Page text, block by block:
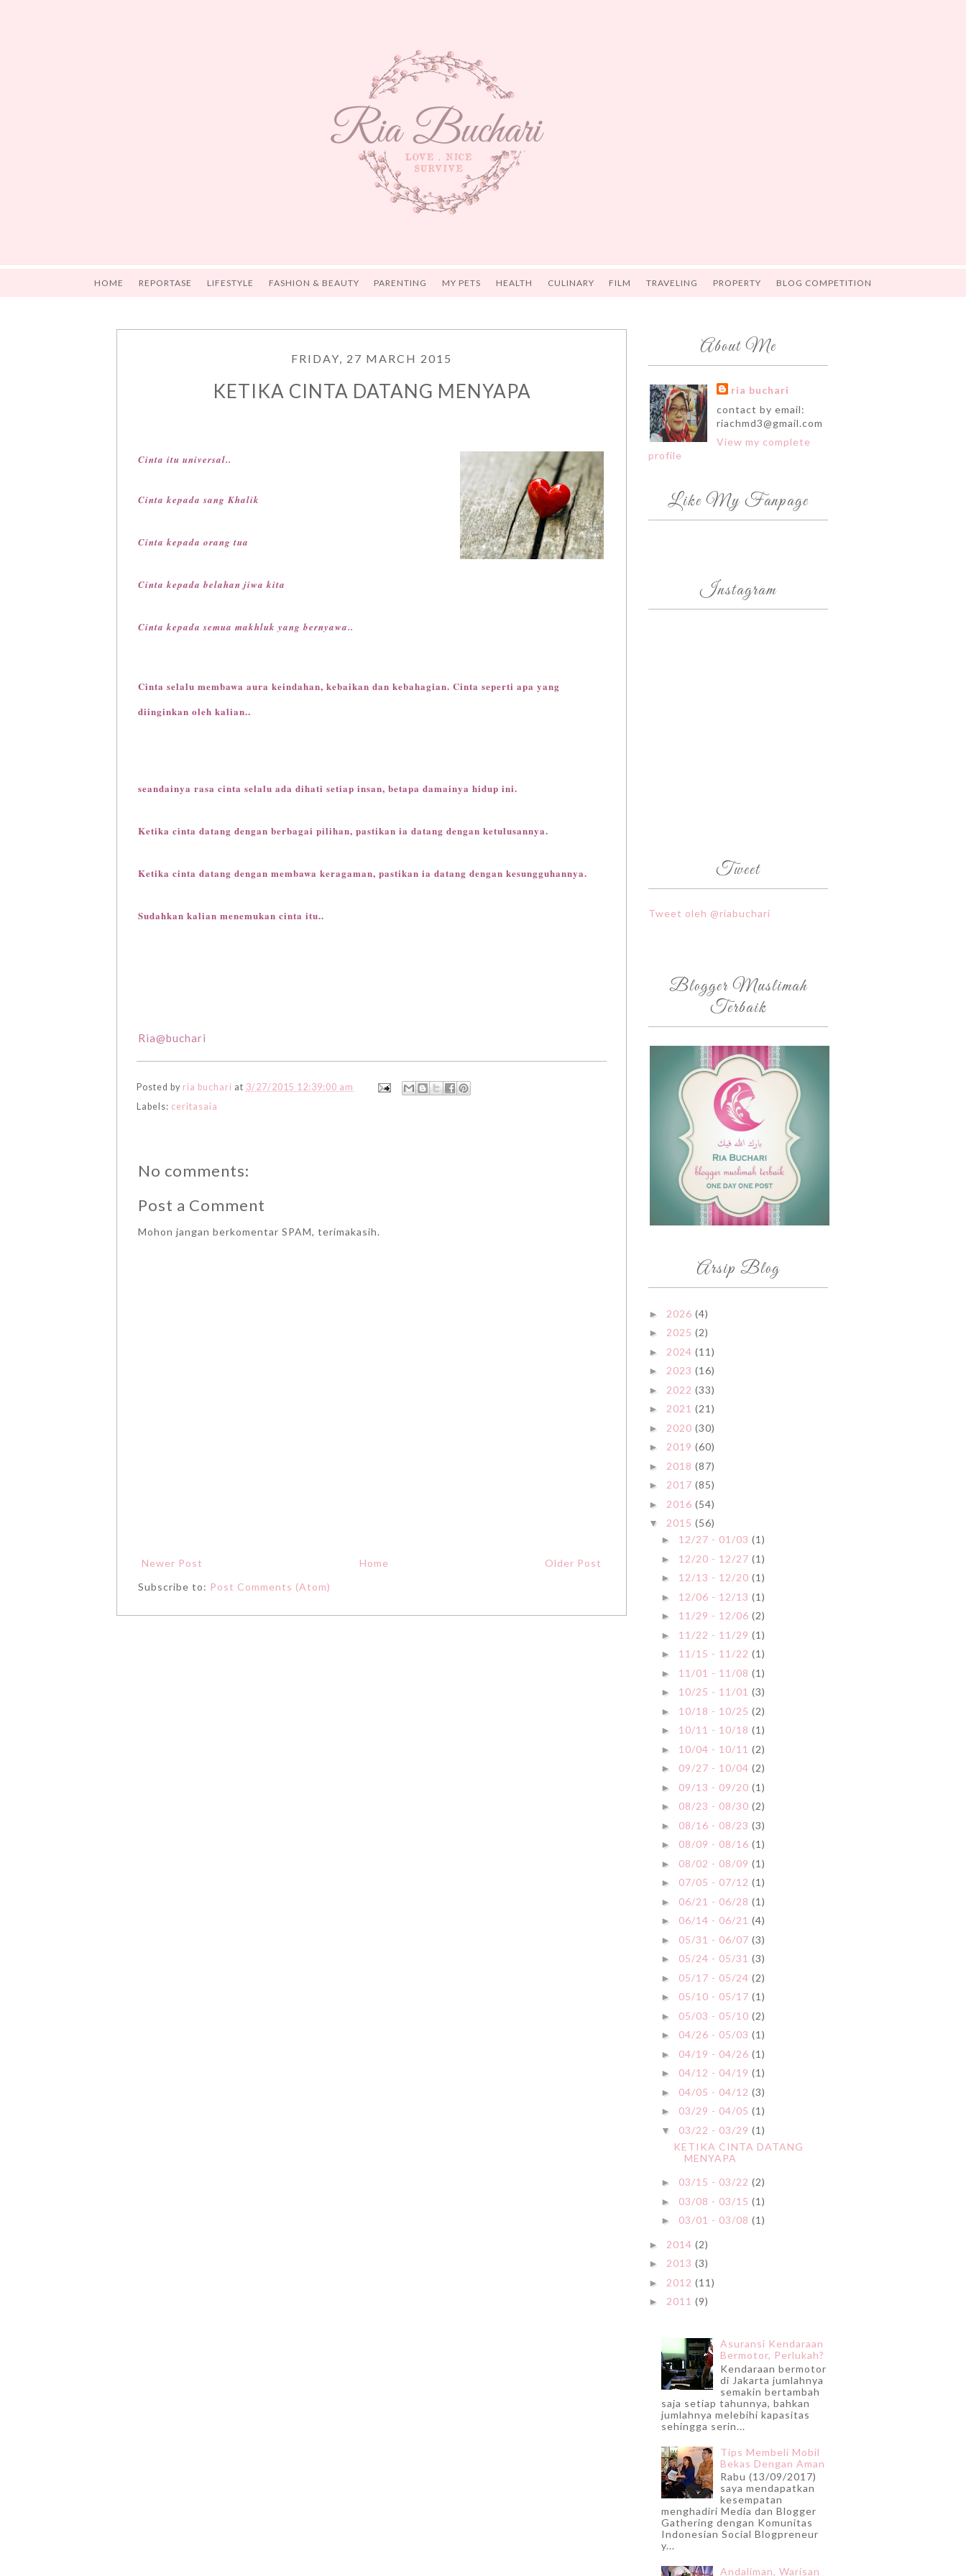
HOME REPORTASE LIFESTYLE FASHION & BEAUTY PARENTING MY PETS HEALTH CULINARY FILM TRAVELING PROPERTY BLOG COMPETITION
FRIDAY, 27 MARCH 2015
KETIKA CINTA DATANG MENYAPA
Cinta itu universal..
Cinta kepada sang Khalik
Cinta kepada orang tua
Cinta kepada belahan jiwa kita
Cinta kepada semua makhluk yang bernyawa..
Cinta selalu membawa aura keindahan, kebaikan dan kebahagian. Cinta seperti apa yang
diinginkan oleh kalian..
seandainya rasa cinta selalu ada dihati setiap insan, betapa damainya hidup ini.
Ketika cinta datang dengan berbagai pilihan, pastikan ia datang dengan ketulusannya.
Ketika cinta datang dengan membawa keragaman, pastikan ia datang dengan kesungguhannya.
Sudahkan kalian menemukan cinta itu..
Ria@buchari
Posted by ria buchari at 3/27/2015 12:39:00 am
Labels: ceritasaia
No comments:
Post a Comment
Mohon jangan berkomentar SPAM, terimakasih.
Newer Post Older Post
Home
Subscribe to: Post Comments (Atom)
About Me
ria buchari
contact by email:
riachmd3@gmail.com
View my complete
profile
Like My Fanpage
Instagram
Tweet
Tweet oleh @riabuchari
Blogger Muslimah
Terbaik
Arsip Blog
► 2026 (4)
► 2025 (2)
► 2024 (11)
► 2023 (16)
► 2022 (33)
► 2021 (21)
► 2020 (30)
► 2019 (60)
► 2018 (87)
► 2017 (85)
► 2016 (54)
▼ 2015 (56)
► 12/27 - 01/03 (1)
► 12/20 - 12/27 (1)
► 12/13 - 12/20 (1)
► 12/06 - 12/13 (1)
► 11/29 - 12/06 (2)
► 11/22 - 11/29 (1)
► 11/15 - 11/22 (1)
► 11/01 - 11/08 (1)
► 10/25 - 11/01 (3)
► 10/18 - 10/25 (2)
► 10/11 - 10/18 (1)
► 10/04 - 10/11 (2)
► 09/27 - 10/04 (2)
► 09/13 - 09/20 (1)
► 08/23 - 08/30 (2)
► 08/16 - 08/23 (3)
► 08/09 - 08/16 (1)
► 08/02 - 08/09 (1)
► 07/05 - 07/12 (1)
► 06/21 - 06/28 (1)
► 06/14 - 06/21 (4)
► 05/31 - 06/07 (3)
► 05/24 - 05/31 (3)
► 05/17 - 05/24 (2)
► 05/10 - 05/17 (1)
► 05/03 - 05/10 (2)
► 04/26 - 05/03 (1)
► 04/19 - 04/26 (1)
► 04/12 - 04/19 (1)
► 04/05 - 04/12 (3)
► 03/29 - 04/05 (1)
▼ 03/22 - 03/29 (1)
KETIKA CINTA DATANG
MENYAPA
► 03/15 - 03/22 (2)
► 03/08 - 03/15 (1)
► 03/01 - 03/08 (1)
► 2014 (2)
► 2013 (3)
► 2012 (11)
► 2011 (9)
Asuransi Kendaraan
Bermotor, Perlukah?
Kendaraan bermotor
di Jakarta jumlahnya
semakin bertambah
saja setiap tahunnya, bahkan
jumlahnya melebihi kapasitas
sehingga serin...
Tips Membeli Mobil
Bekas Dengan Aman
Rabu (13/09/2017)
saya mendapatkan
kesempatan
menghadiri Media dan Blogger
Gathering dengan Komunitas
Indonesian Social Blogpreneur
y...
Andaliman, Warisan